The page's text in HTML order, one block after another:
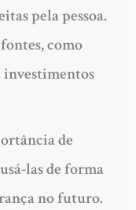
pela pessoa.
como
investimentos
de
las de forma
no futuro.